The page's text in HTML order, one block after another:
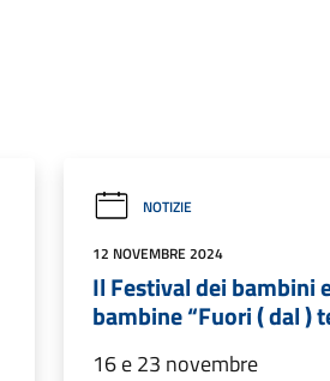
NOTIZIE
12 NOVEMBRE 2024
Il Festival dei bambini
bambine “Fuori ( dal )
16 e 23 novembre